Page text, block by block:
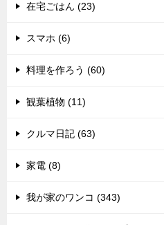
在宅ごはん (23)
スマホ (6)
料理を作ろう (60)
観葉植物 (11)
クルマ日記 (63)
家電 (8)
我が家のワンコ (343)